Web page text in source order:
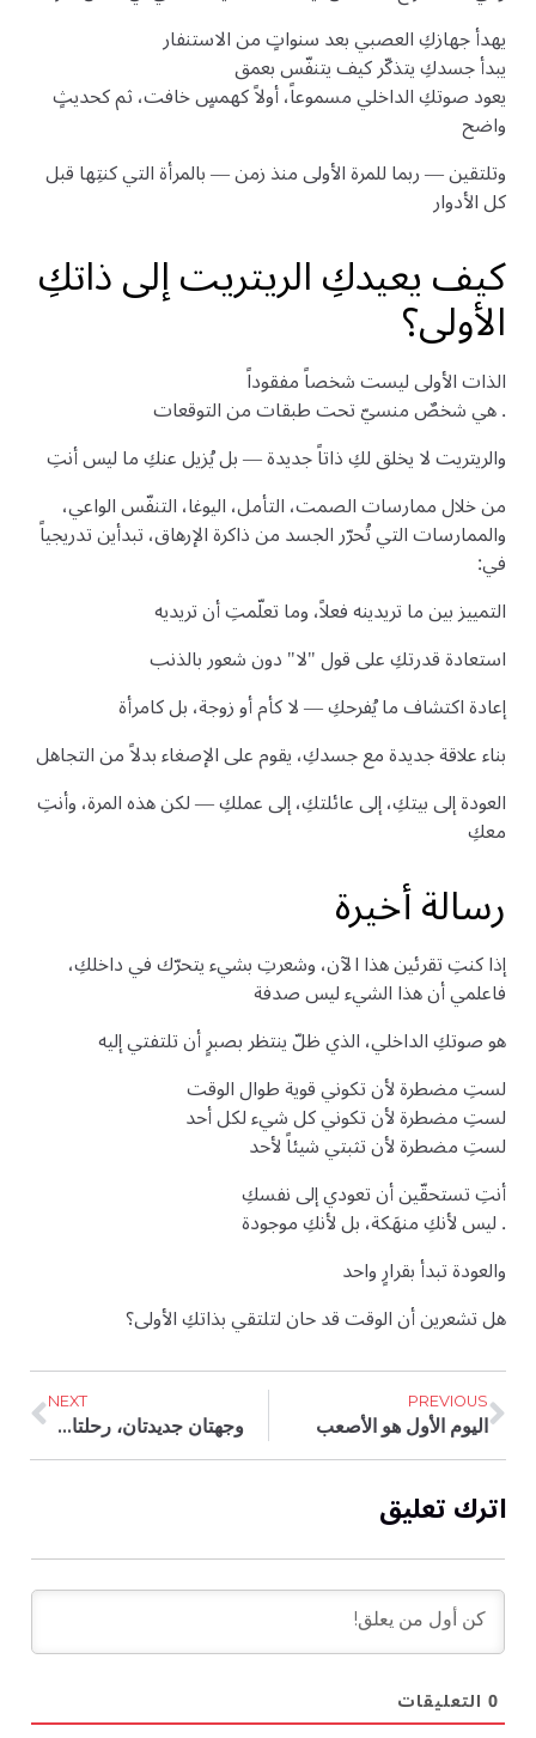
يهدأ جهازكِ العصبي بعد سنواتٍ من الاستنفار
يبدأ جسدكِ يتذكّر كيف يتنفّس بعمق
يعود صوتكِ الداخلي مسموعاً، أولاً كهمسٍ خافت، ثم كحديثٍ
واضح
وتلتقين — ربما للمرة الأولى منذ زمن — بالمرأة التي كنتِها قبل
كل الأدوار
كيف يعيدكِ الريتريت إلى ذاتكِ
الأولى؟
الذات الأولى ليست شخصاً مفقوداً
. هي شخصٌ منسيّ تحت طبقات من التوقعات
والريتريت لا يخلق لكِ ذاتاً جديدة — بل يُزيل عنكِ ما ليس أنتِ
من خلال ممارسات الصمت، التأمل، اليوغا، التنفّس الواعي،
والممارسات التي تُحرّر الجسد من ذاكرة الإرهاق، تبدأين تدريجياً
في:
التمييز بين ما تريدينه فعلاً، وما تعلّمتِ أن تريديه
استعادة قدرتكِ على قول "لا" دون شعور بالذنب
إعادة اكتشاف ما يُفرحكِ — لا كأم أو زوجة، بل كامرأة
بناء علاقة جديدة مع جسدكِ، يقوم على الإصغاء بدلاً من التجاهل
العودة إلى بيتكِ، إلى عائلتكِ، إلى عملكِ — لكن هذه المرة، وأنتِ
معكِ
رسالة أخيرة
إذا كنتِ تقرئين هذا الآن، وشعرتِ بشيء يتحرّك في داخلكِ،
فاعلمي أن هذا الشيء ليس صدفة
هو صوتكِ الداخلي، الذي ظلّ ينتظر بصبرٍ أن تلتفتي إليه
لستِ مضطرة لأن تكوني قوية طوال الوقت
لستِ مضطرة لأن تكوني كل شيء لكل أحد
لستِ مضطرة لأن تثبتي شيئاً لأحد
أنتِ تستحقّين أن تعودي إلى نفسكِ
. ليس لأنكِ منهَكة، بل لأنكِ موجودة
والعودة تبدأ بقرارٍ واحد
هل تشعرين أن الوقت قد حان لتلتقي بذاتكِ الأولى؟
PREVIOUS
اليوم الأول هو الأصعب
NEXT
وجهتان جديدتان، رحلتان إلى الذات: بالي وزنجبار
اترك تعليق
0 التعليقات